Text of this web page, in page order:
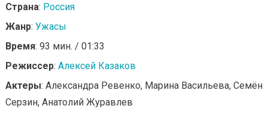
Страна: Россия
Жанр: Ужасы
Время: 93 мин. / 01:33
Режиссер: Алексей Казаков
Актеры: Александра Ревенко, Марина Васильева, Семён
Серзин, Анатолий Журавлев